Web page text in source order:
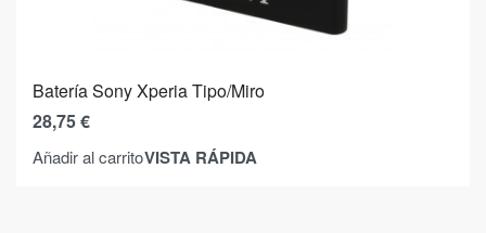
Batería Sony Xperia Tipo/Miro
28,75€
Añadir al carritoVISTA RÁPIDA